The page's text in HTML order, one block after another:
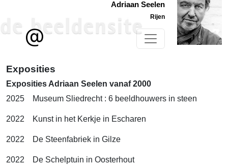
Adriaan Seelen
Rijen
Exposities
Exposities Adriaan Seelen vanaf 2000
2025 Museum Sliedrecht : 6 beeldhouwers in steen
2022 Kunst in het Kerkje in Escharen
2022 De Steenfabriek in Gilze
2022 De Schelptuin in Oosterhout